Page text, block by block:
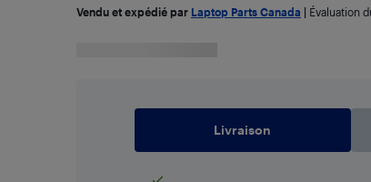
Vendu et expédié par Laptop Parts Canada Évaluation
Livraison